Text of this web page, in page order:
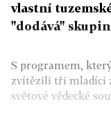
vlastní
"dodává"
S programem,
zvítězili tři mladíci
světové vědecké